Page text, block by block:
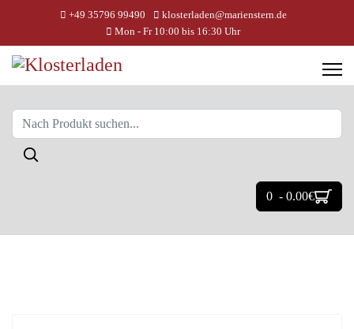
+49 35796 99490
klosterladen@marienstern.de
Mon - Fr 10:00 bis 16:30 Uhr
0 - 0.00‎€